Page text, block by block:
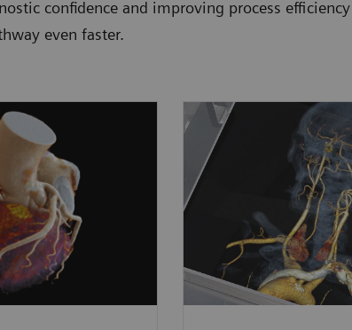
confidence and improving process efficiency
even faster.